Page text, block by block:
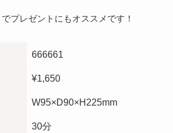
プレゼントにもオススメです！
666661
¥1,650
W95×D90×H225mm
30分